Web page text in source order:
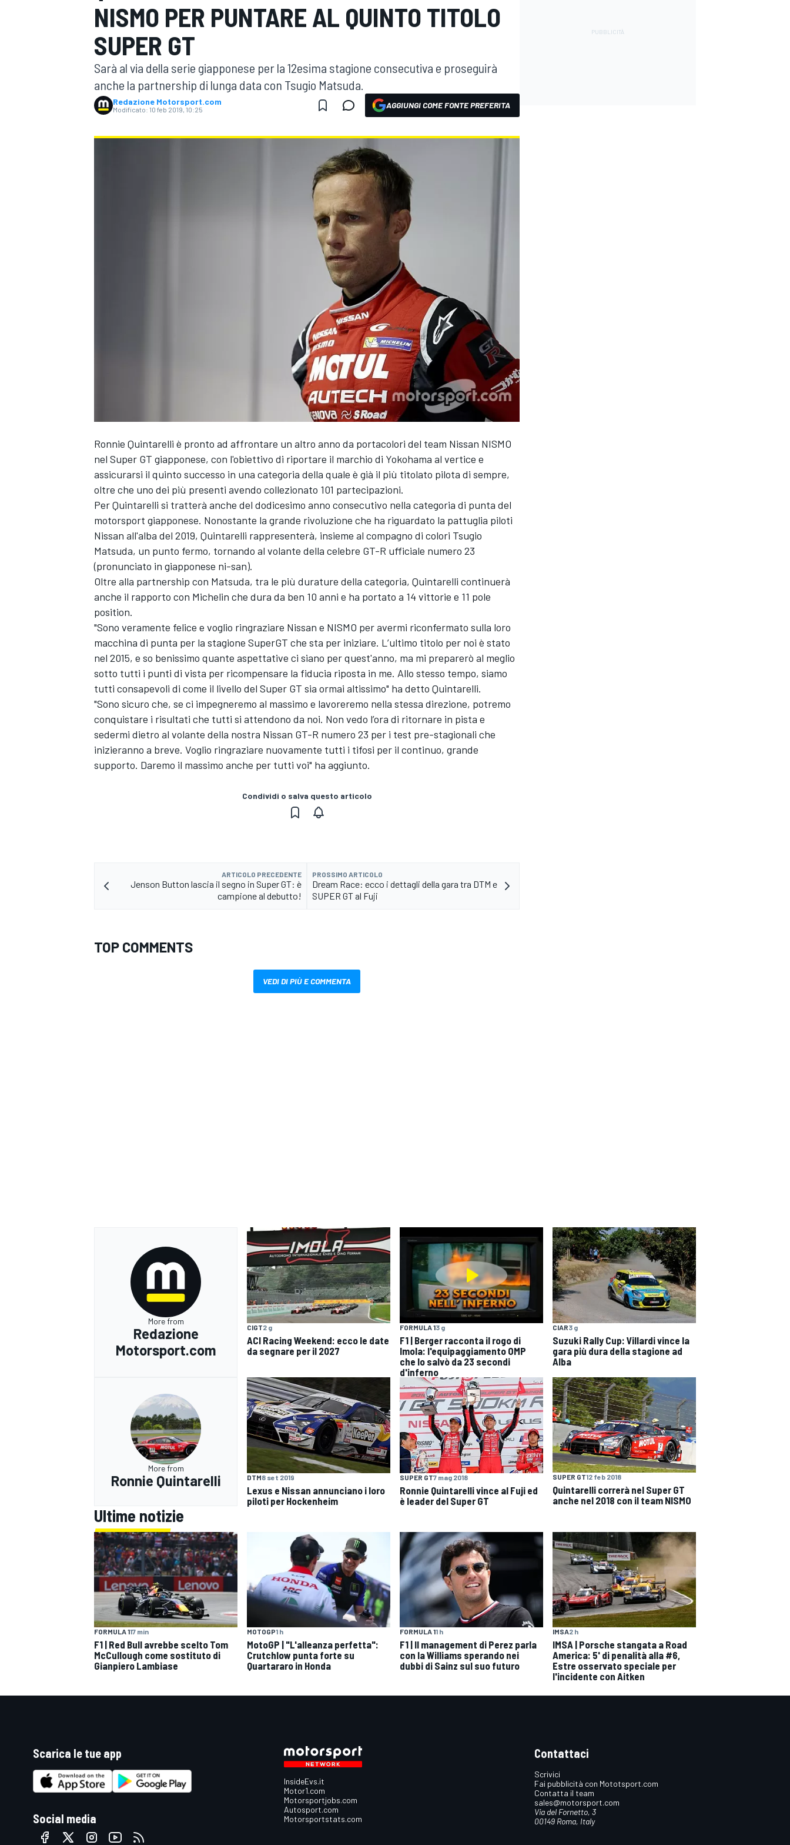
MOTOGP WEC
MONOPOSTO
MONOMARCA
RALLY
NISMO PER PUNTARE AL QUINTO TITOLO
SUPER GT
Sarà al via della serie giapponese per la 12esima stagione consecutiva e proseguirà
anche la partnership di lunga data con Tsugio Matsuda.
Redazione Motorsport.com
Modificato: 10 feb 2019, 10:25 AGGIUNGI COME FONTE PREFERITA
Ronnie Quintarelli è pronto ad affrontare un altro anno da portacolori del team Nissan NISMO
nel Super GT giapponese, con l'obiettivo di riportare il marchio di Yokohama al vertice e
assicurarsi il quinto successo in una categoria della quale è già il più titolato pilota di sempre,
oltre che uno dei più presenti avendo collezionato 101 partecipazioni.
Per Quintarelli si tratterà anche del dodicesimo anno consecutivo nella categoria di punta del
motorsport giapponese. Nonostante la grande rivoluzione che ha riguardato la pattuglia piloti
Nissan all'alba del 2019, Quintarelli rappresenterà, insieme al compagno di colori Tsugio
Matsuda, un punto fermo, tornando al volante della celebre GT-R ufficiale numero 23
(pronunciato in giapponese ni-san).
Oltre alla partnership con Matsuda, tra le più durature della categoria, Quintarelli continuerà
anche il rapporto con Michelin che dura da ben 10 anni e ha portato a 14 vittorie e 11 pole
position.
"Sono veramente felice e voglio ringraziare Nissan e NISMO per avermi riconfermato sulla loro
macchina di punta per la stagione SuperGT che sta per iniziare. L’ultimo titolo per noi è stato
nel 2015, e so benissimo quante aspettative ci siano per quest'anno, ma mi preparerò al meglio
sotto tutti i punti di vista per ricompensare la fiducia riposta in me. Allo stesso tempo, siamo
tutti consapevoli di come il livello del Super GT sia ormai altissimo" ha detto Quintarelli.
"Sono sicuro che, se ci impegneremo al massimo e lavoreremo nella stessa direzione, potremo
conquistare i risultati che tutti si attendono da noi. Non vedo l’ora di ritornare in pista e
sedermi dietro al volante della nostra Nissan GT-R numero 23 per i test pre-stagionali che
inizieranno a breve. Voglio ringraziare nuovamente tutti i tifosi per il continuo, grande
supporto. Daremo il massimo anche per tutti voi" ha aggiunto.
Condividi o salva questo articolo
ARTICOLO PRECEDENTE
Jenson Button lascia il segno in Super GT: è
campione al debutto!
PROSSIMO ARTICOLO
Dream Race: ecco i dettagli della gara tra DTM e
SUPER GT al Fuji
TOP COMMENTS
VEDI DI PIÙ E COMMENTA
More from
Redazione
Motorsport.com
CIGT2 g
ACI Racing Weekend: ecco le date
da segnare per il 2027
FORMULA 13 g
F1 | Berger racconta il rogo di
Imola: l'equipaggiamento OMP
che lo salvò da 23 secondi
d'inferno
CIAR3 g
Suzuki Rally Cup: Villardi vince la
gara più dura della stagione ad
Alba
More from
Ronnie Quintarelli DTM8 set 2019
Lexus e Nissan annunciano i loro
piloti per Hockenheim
SUPER GT7 mag 2018
Ronnie Quintarelli vince al Fuji ed
è leader del Super GT
SUPER GT12 feb 2018
Quintarelli correrà nel Super GT
anche nel 2018 con il team NISMO
Ultime notizie
FORMULA 117 min
F1 | Red Bull avrebbe scelto Tom
McCullough come sostituto di
Gianpiero Lambiase
MOTOGP1 h
MotoGP | "L'alleanza perfetta":
Crutchlow punta forte su
Quartararo in Honda
FORMULA 11 h
F1 | Il management di Perez parla
con la Williams sperando nei
dubbi di Sainz sul suo futuro
IMSA2 h
IMSA | Porsche stangata a Road
America: 5' di penalità alla #6,
Estre osservato speciale per
l'incidente con Aitken
Scarica le tue app
Social media
InsideEvs.it
Motor1.com
Motorsportjobs.com
Autosport.com
Motorsportstats.com
Contattaci
Scrivici
Fai pubblicità con Mototsport.com
Contatta il team
sales@motorsport.com
Via del Fornetto, 3
00149 Roma, Italy